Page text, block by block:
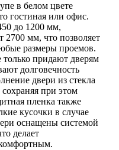
в белом цвете
гостиная или офис.
до 1200 мм,
2700 мм, что позволяет
размеры проемов.
придают дверям
долговечность
двери из стекла
сохраняя при этом
пленка также
кусочки в случае
оснащены системой
делает